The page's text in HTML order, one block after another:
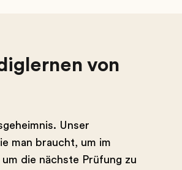
von
Unser
man braucht, um im
die nächste Prüfung zu